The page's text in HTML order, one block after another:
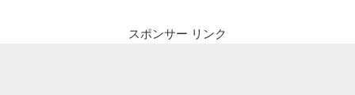
スポンサー リンク